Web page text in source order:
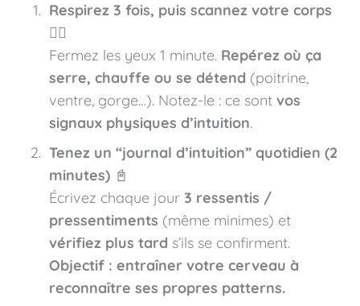
Respirez 3 fois, puis scannez votre corps
🧘‍♀️
Fermez les yeux 1 minute. Repérez où ça
serre, chauffe ou se détend (poitrine,
ventre, gorge…). Notez-le : ce sont vos
signaux physiques d’intuition.
Tenez un “journal d’intuition” quotidien (2
minutes)📓
Écrivez chaque jour 3 ressentis /
pressentiments (même minimes) et
vérifiez plus tard s’ils se confirment.
Objectif : entraîner votre cerveau à
reconnaître ses propres patterns.